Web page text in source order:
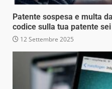
Patente sospesa e multa
codice sulla tua patente
12 Settembre 2025